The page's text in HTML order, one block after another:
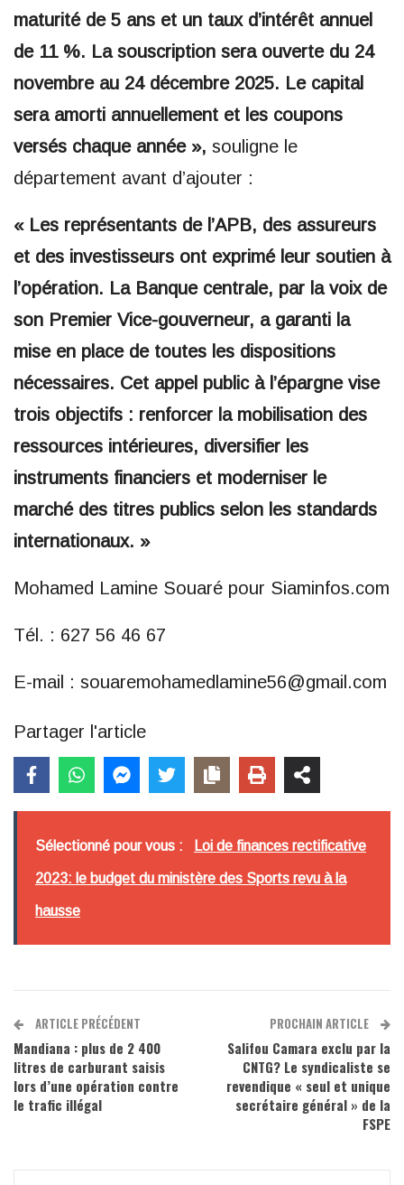
maturité de 5 ans et un taux d’intérêt annuel
de 11 %. La souscription sera ouverte du 24
novembre au 24 décembre 2025. Le capital
sera amorti annuellement et les coupons
versés chaque année », souligne le
département avant d’ajouter :
« Les représentants de l’APB, des assureurs
et des investisseurs ont exprimé leur soutien à
l’opération. La Banque centrale, par la voix de
son Premier Vice-gouverneur, a garanti la
mise en place de toutes les dispositions
nécessaires. Cet appel public à l’épargne vise
trois objectifs : renforcer la mobilisation des
ressources intérieures, diversifier les
instruments financiers et moderniser le
marché des titres publics selon les standards
internationaux. »
Mohamed Lamine Souaré pour Siaminfos.com
Tél. : 627 56 46 67
E-mail : souaremohamedlamine56@gmail.com
Partager l'article
Sélectionné pour vous : Loi de finances rectificative
2023: le budget du ministère des Sports revu à la
hausse
ARTICLE PRÉCÉDENT
Mandiana : plus de 2 400
litres de carburant saisis
lors d’une opération contre
le trafic illégal
PROCHAIN ARTICLE
Salifou Camara exclu par la
CNTG? Le syndicaliste se
revendique « seul et unique
secrétaire général » de la
FSPE